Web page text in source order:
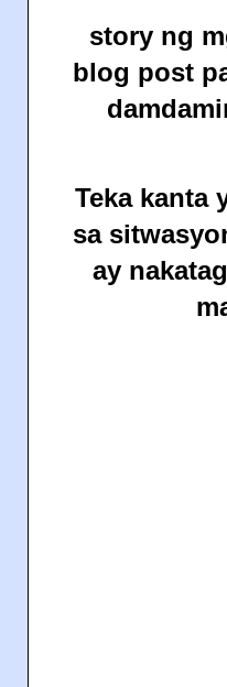
story ng
blog post
Teka kanta
sa
ay